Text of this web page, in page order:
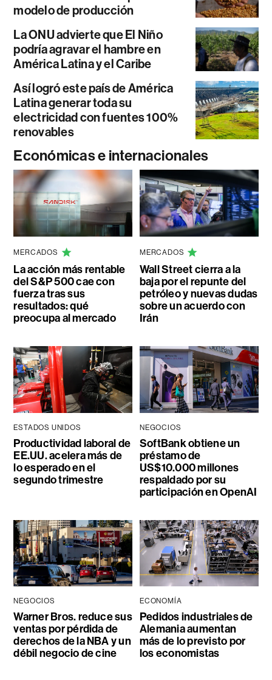
modelo de producción
La ONU advierte que El Niño
podría agravar el hambre en
América Latina y el Caribe
Así logró este país de América
Latina generar toda su
electricidad con fuentes 100%
renovables
Económicas e internacionales
MERCADOS
La acción más rentable
del S&P 500 cae con
fuerza tras sus
resultados: qué
preocupa al mercado
MERCADOS
Wall Street cierra a la
baja por el repunte del
petróleo y nuevas dudas
sobre un acuerdo con
Irán
ESTADOS UNIDOS
Productividad laboral de
EE.UU. acelera más de
lo esperado en el
segundo trimestre
NEGOCIOS
SoftBank obtiene un
préstamo de
US$10.000 millones
respaldado por su
participación en OpenAI
NEGOCIOS
Warner Bros. reduce sus
ventas por pérdida de
derechos de la NBA y un
débil negocio de cine
ECONOMÍA
Pedidos industriales de
Alemania aumentan
más de lo previsto por
los economistas